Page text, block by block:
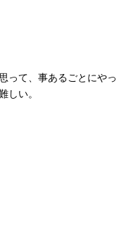
って、事あるごとにやっ
しい。